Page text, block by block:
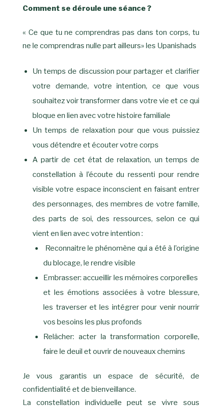
Comment se déroule une séance ?
« Ce que tu ne comprendras pas dans ton corps, tu
ne le comprendras nulle part ailleurs» les Upanishads
Un temps de discussion pour partager et clarifier
votre demande, votre intention, ce que vous
souhaitez voir transformer dans votre vie et ce qui
bloque en lien avec votre histoire familiale
Un temps de relaxation pour que vous puissiez
vous détendre et écouter votre corps
A partir de cet état de relaxation, un temps de
constellation à l’écoute du ressenti pour rendre
visible votre espace inconscient en faisant entrer
des personnages, des membres de votre famille,
des parts de soi, des ressources, selon ce qui
vient en lien avec votre intention :
Reconnaitre le phénomène qui a été à l’origine
du blocage, le rendre visible
Embrasser: accueillir les mémoires corporelles
et les émotions associées à votre blessure,
les traverser et les intégrer pour venir nourrir
vos besoins les plus profonds
Relâcher: acter la transformation corporelle,
faire le deuil et ouvrir de nouveaux chemins
Je vous garantis un espace de sécurité, de
confidentialité et de bienveillance.
La constellation individuelle peut se vivre sous